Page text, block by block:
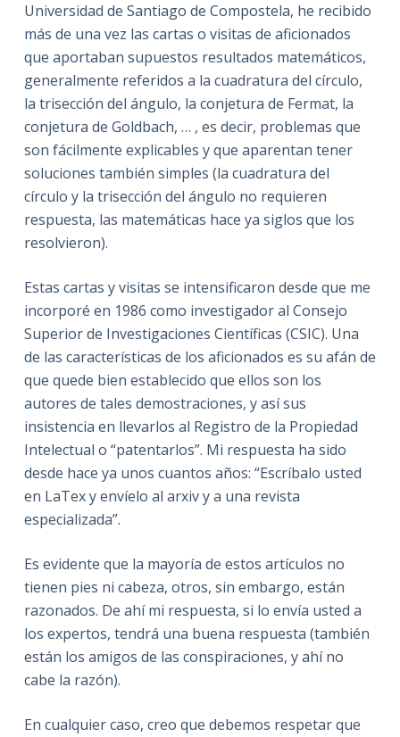
Universidad de Santiago de Compostela, he recibido
más de una vez las cartas o visitas de aficionados
que aportaban supuestos resultados matemáticos,
generalmente referidos a la cuadratura del círculo,
la trisección del ángulo, la conjetura de Fermat, la
conjetura de Goldbach, … , es decir, problemas que
son fácilmente explicables y que aparentan tener
soluciones también simples (la cuadratura del
círculo y la trisección del ángulo no requieren
respuesta, las matemáticas hace ya siglos que los
resolvieron).
Estas cartas y visitas se intensificaron desde que me
incorporé en 1986 como investigador al Consejo
Superior de Investigaciones Científicas (CSIC). Una
de las características de los aficionados es su afán de
que quede bien establecido que ellos son los
autores de tales demostraciones, y así sus
insistencia en llevarlos al Registro de la Propiedad
Intelectual o “patentarlos”. Mi respuesta ha sido
desde hace ya unos cuantos años: “Escríbalo usted
en LaTex y envíelo al arxiv y a una revista
especializada”.
Es evidente que la mayoría de estos artículos no
tienen pies ni cabeza, otros, sin embargo, están
razonados. De ahí mi respuesta, si lo envía usted a
los expertos, tendrá una buena respuesta (también
están los amigos de las conspiraciones, y ahí no
cabe la razón).
En cualquier caso, creo que debemos respetar que